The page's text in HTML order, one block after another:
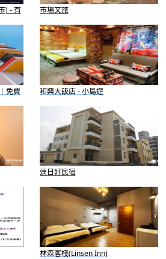
) - 有 市場文旅
免費 和興大飯店 - 小島遊
達日好民宿
林森客棧(Linsen Inn)